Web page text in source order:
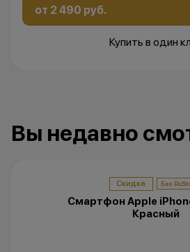
от 2 490 руб.
Купить в один
Вы недавно
Скидка
Смартфон Apple
Красный